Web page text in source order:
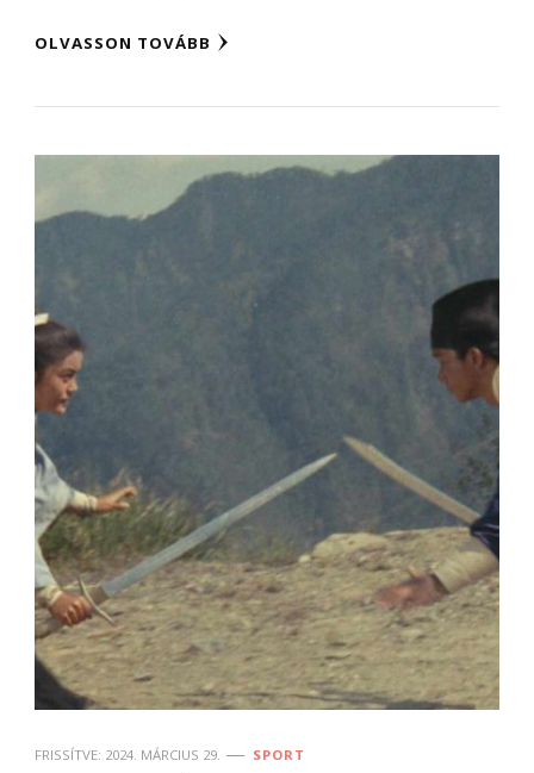
OLVASSON TOVÁBB
FRISSÍTVE: 2024. MÁRCIUS 29. SPORT